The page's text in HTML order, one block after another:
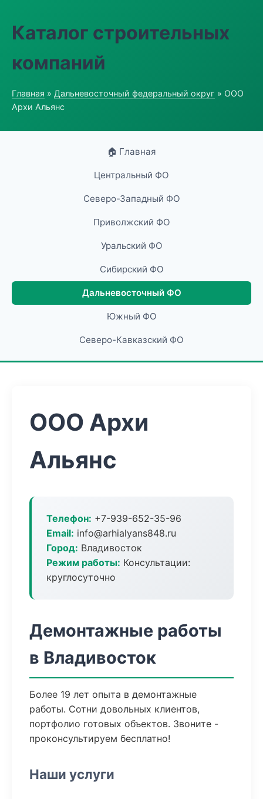
Каталог строительных
компаний
Главная » Дальневосточный федеральный округ » ООО
Архи Альянс
🏠 Главная
Центральный ФО
Северо-Западный ФО
Приволжский ФО
Уральский ФО
Сибирский ФО
Дальневосточный ФО
Южный ФО
Северо-Кавказский ФО
ООО Архи
Альянс
Телефон: +7-939-652-35-96
Email: info@arhialyans848.ru
Город: Владивосток
Режим работы: Консультации:
круглосуточно
Демонтажные работы
в Владивосток
Более 19 лет опыта в демонтажные
работы. Сотни довольных клиентов,
портфолио готовых объектов. Звоните -
проконсультируем бесплатно!
Наши услуги